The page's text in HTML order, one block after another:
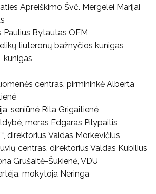
Apreiškimo Švč. Mergelei Marijai
Paulius Bytautas OFM
liuteronų bažnyčios kunigas
kunigas
centras, pirmininkė Alberta
seniūnė Rita Grigaitienė
meras Edgaras Pilypaitis
direktorius Vaidas Morkevičius
centras, direktorius Valdas Kubilius
Grušaitė-Šukienė, VDU
mokytoja Neringa